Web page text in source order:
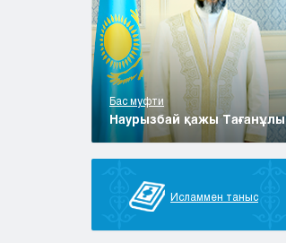
Бас муфти
Наурызбай қажы Тағанұлы
Исламмен таныс